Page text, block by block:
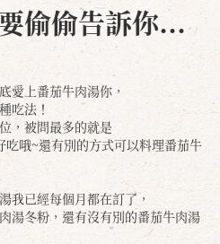
偷偷告訴你...
愛上番茄牛肉湯你，
吃法！
，被問最多的就是
吃哦~還有別的方式可以料理番茄牛
我已經每個月都在訂了，
湯冬粉，還有沒有別的番茄牛肉湯